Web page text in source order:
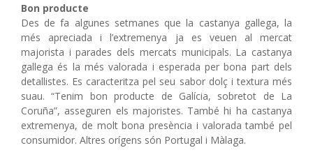
Bon producte
Des de fa algunes setmanes que la castanya gallega, la
més apreciada i l’extremenya ja es veuen al mercat
majorista i parades dels mercats municipals. La castanya
gallega és la més valorada i esperada per bona part dels
detallistes. Es caracteritza pel seu sabor dolç i textura més
suau. “Tenim bon producte de Galícia, sobretot de La
Coruña”, asseguren els majoristes. També hi ha castanya
extremenya, de molt bona presència i valorada també pel
consumidor. Altres orígens són Portugal i Màlaga.